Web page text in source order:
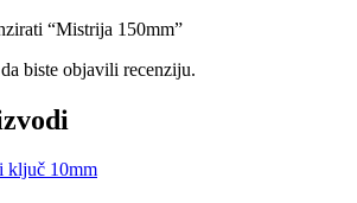
“Mistrija 150mm”
da biste objavili recenziju.